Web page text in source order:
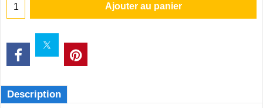
Ajouter au panier
Description